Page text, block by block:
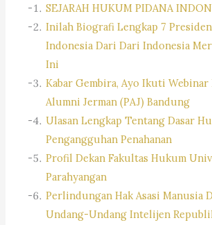
SEJARAH HUKUM PIDANA
Inilah Biografi Lengkap 7
Indonesia Dari Dari Indonesia
Ini
Kabar Gembira, Ayo Ikuti
Alumni Jerman (PAJ) Bandung
Ulasan Lengkap Tentang Dasar
Pengangguhan Penahanan
Profil Dekan Fakultas Hukum
Parahyangan
Perlindungan Hak Asasi Manusia
Undang-Undang Intelijen